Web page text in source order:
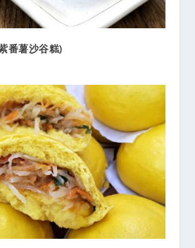
番薯沙谷糕)